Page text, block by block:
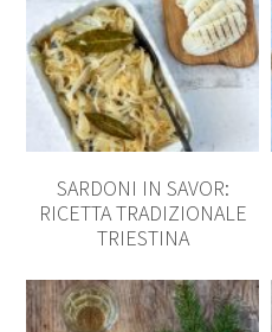
SARDONI IN SAVOR:
RICETTA TRADIZIONALE
TRIESTINA